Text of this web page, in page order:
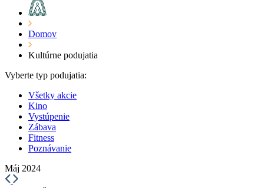
Domov
Kultúrne podujatia
Vyberte typ podujatia:
Všetky akcie
Kino
Vystúpenie
Zábava
Fitness
Poznávanie
Máj 2024